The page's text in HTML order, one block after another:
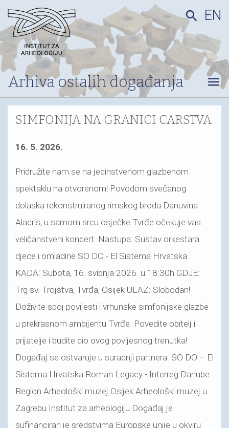
Arhiva ostalih događanja
search EN
menu
SIMFONIJA NA GRANICI CARSTVA
16. 5. 2026.
Pridružite nam se na jedinstvenom glazbenom
spektaklu na otvorenom! Povodom svečanog
dolaska rekonstruiranog rimskog broda Danuvina
Alacris, u samom srcu osječke Tvrđe očekuje vas
veličanstveni koncert. Nastupa: Sustav orkestara
djece i omladine SO DO - El Sistema Hrvatska
KADA: Subota, 16. svibnja 2026. u 18:30h GDJE:
Trg sv. Trojstva, Tvrđa, Osijek ULAZ: Slobodan!
Doživite spoj povijesti i vrhunske simfonijske glazbe
u prekrasnom ambijentu Tvrđe. Povedite obitelj i
prijatelje i budite dio ovog povijesnog trenutka!
Događaj se ostvaruje u suradnji partnera: SO DO – El
Sistema Hrvatska Roman Legacy - Interreg Danube
Region Arheološki muzej Osijek Arheološki muzej u
Zagrebu Institut za arheologiju Događaj je
sufinanciran je sredstvima Europske unije u okviru